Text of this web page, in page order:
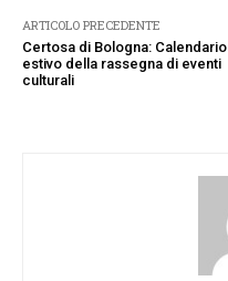
ARTICOLO PRECEDENTE
Certosa di Bologna: Calendario
estivo della rassegna di eventi
culturali